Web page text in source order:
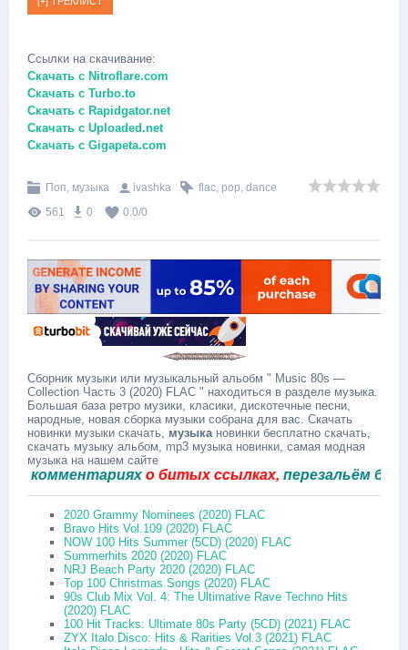
Ссылки на скачивание:
Скачать с Nitroflare.com
Скачать с Turbo.to
Скачать с Rapidgator.net
Скачать с Uploaded.net
Скачать с Gigapeta.com
Поп, музыка ivashka flac, pop, dance
561
0 0.0/0
Сборник музыки или музыкальный альобм " Music 80s —
Collection Часть 3 (2020) FLAC " находиться в разделе музыка.
Большая база ретро музики, класики, дискотечные песни,
народные, новая сборка музыки собрана для вас. Скачать
новинки музыки скачать, музыкановинки бесплатно скачать,
скачать музыку альбом, mp3 музыка новинки, самая модная
музыка на нашем сайте
о битых ссылках,перезальём быстро.
2020 Grammy Nominees (2020) FLAC
Bravo Hits Vol.109 (2020) FLAC
NOW 100 Hits Summer (5CD) (2020) FLAC
Summerhits 2020 (2020) FLAC
NRJ Beach Party 2020 (2020) FLAC
Top 100 Christmas Songs (2020) FLAC
90s Club Mix Vol. 4: The Ultimative Rave Techno Hits
(2020) FLAC
100 Hit Tracks: Ultimate 80s Party (5CD) (2021) FLAC
ZYX Italo Disco: Hits & Rarities Vol.3 (2021) FLAC